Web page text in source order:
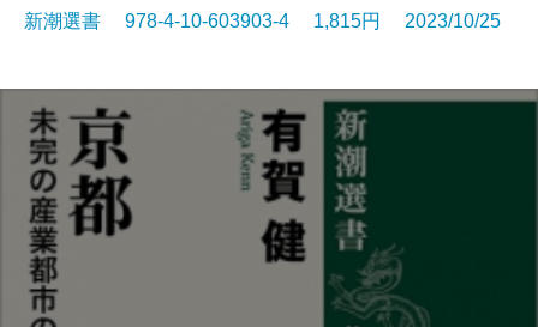
新潮選書 978-4-10-603903-4 1,815円 2023/10/25